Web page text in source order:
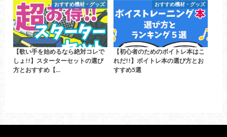
おすすめ機材・グッズ
【歌い手を始めるなら絶対コレで
しょ!!】スターターセットの選び
方とおすすめ【…
おすすめ機材・グッズ
【初心者のためのボイトレ本はこ
れだ!!】ボイトレ本の選び方とお
すすめ5選